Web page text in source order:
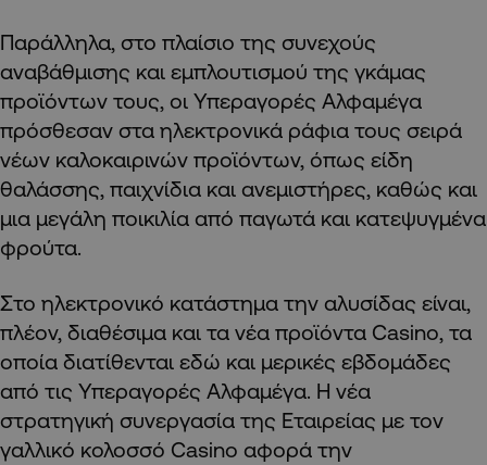
Παράλληλα, στο πλαίσιο της συνεχούς
αναβάθμισης και εμπλουτισμού της γκάμας
προϊόντων τους, οι Υπεραγορές Αλφαμέγα
πρόσθεσαν στα ηλεκτρονικά ράφια τους σειρά
νέων καλοκαιρινών προϊόντων, όπως είδη
θαλάσσης, παιχνίδια και ανεμιστήρες, καθώς και
μια μεγάλη ποικιλία από παγωτά και κατεψυγμένα
φρούτα.
Στο ηλεκτρονικό κατάστημα την αλυσίδας είναι,
πλέον, διαθέσιμα και τα νέα προϊόντα Casino, τα
οποία διατίθενται εδώ και μερικές εβδομάδες
από τις Υπεραγορές Αλφαμέγα. Η νέα
στρατηγική συνεργασία της Εταιρείας με τον
γαλλικό κολοσσό Casino αφορά την